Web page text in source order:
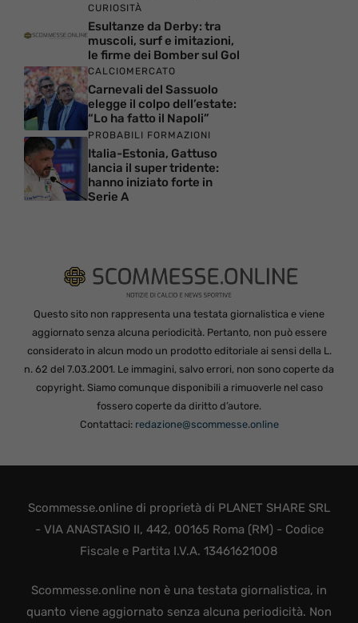
CURIOSITÀ
Esultanze da Derby: tra
muscoli, surf e imitazioni,
le firme dei Bomber sul Gol
CALCIOMERCATO
Carnevali del Sassuolo
elegge il colpo dell’estate:
“Lo ha fatto il Napoli”
PROBABILI FORMAZIONI
Italia-Estonia, Gattuso
lancia il super tridente:
hanno iniziato forte in
Serie A
Questo sito non rappresenta una testata giornalistica e viene
aggiornato senza alcuna periodicità. Pertanto, non può essere
considerato in alcun modo un prodotto editoriale ai sensi della L.
n. 62 del 7.03.2001. Le immagini, salvo errori, non sono coperte da
copyright. Siamo comunque disponibili a rimuoverle nel caso
fossero coperte da diritto d’autore.
Contattaci: redazione@scommesse.online
Scommesse.online di proprietà di PLANET SHARE SRL
- VIA ANASTASIO II, 442, 00165 Roma (RM) - Codice
Fiscale e Partita I.V.A. 13461621008
Scommesse.online non è una testata giornalistica, in
quanto viene aggiornato senza alcuna periodicità. Non